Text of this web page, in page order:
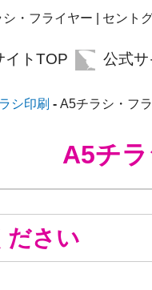
・フライヤー | セント
イトTOP 公式
シ印刷 A5チラシ・フ
A5チ
ださい